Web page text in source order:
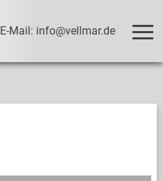
E-Mail: info@vellmar.de